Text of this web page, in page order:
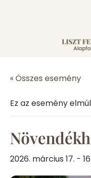
« Összes esemény
Ez az esemény
2026. március 17. -